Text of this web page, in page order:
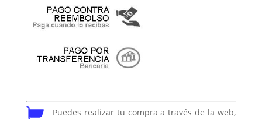
Puedes realizar tu compra a través de la web,